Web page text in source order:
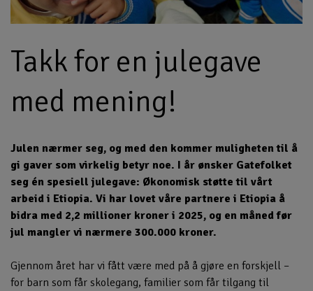
Takk for en julegave
med mening!
Julen nærmer seg, og med den kommer muligheten til å
gi gaver som virkelig betyr noe. I år ønsker Gatefolket
seg én spesiell julegave: Økonomisk støtte til vårt
arbeid i Etiopia. Vi har lovet våre partnere i Etiopia å
bidra med 2,2 millioner kroner i 2025, og en måned før
jul mangler vi nærmere 300.000 kroner.
Gjennom året har vi fått være med på å gjøre en forskjell –
for barn som får skolegang, familier som får tilgang til